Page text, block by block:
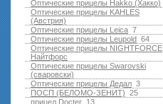
Оптические прицелы Hakko (Хакко)
Оптические прицелы KAHLES
(Австрия)
7
Оптические прицелы Leica
64
Оптические прицелы Leupold
Оптические прицелы NIGHTFORCE
Найтфорс
Оптические прицелы Swarovski
(сваровски)
3
Оптические прицелы Дедал
25
ПОСП (БЕЛОМО-ЗЕНИТ)
13
прицел Docter